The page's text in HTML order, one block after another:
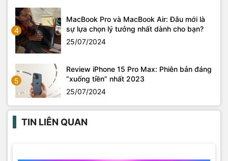
4
MacBook Pro và MacBook Air: Đâu mới là
sự lựa chọn lý tưởng nhất dành cho bạn?
25/07/2024
5
Review iPhone 15 Pro Max: Phiên bản đáng
“xuống tiền” nhất 2023
25/07/2024
TIN LIÊN QUAN